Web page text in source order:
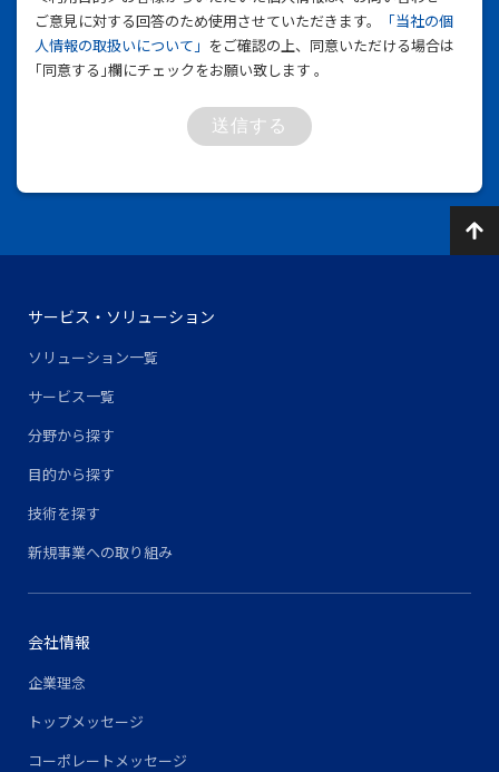
ご意見に対する回答のため使用させていただきます。
「当社の個
人情報の取扱いについて」 をご確認の上、同意いただける場合は
｢同意する｣欄にチェックをお願い致します 。
送信する
サービス・ソリューション
ソリューション一覧
サービス一覧
分野から探す
目的から探す
技術を探す
新規事業への取り組み
会社情報
企業理念
トップメッセージ
コーポレートメッセージ